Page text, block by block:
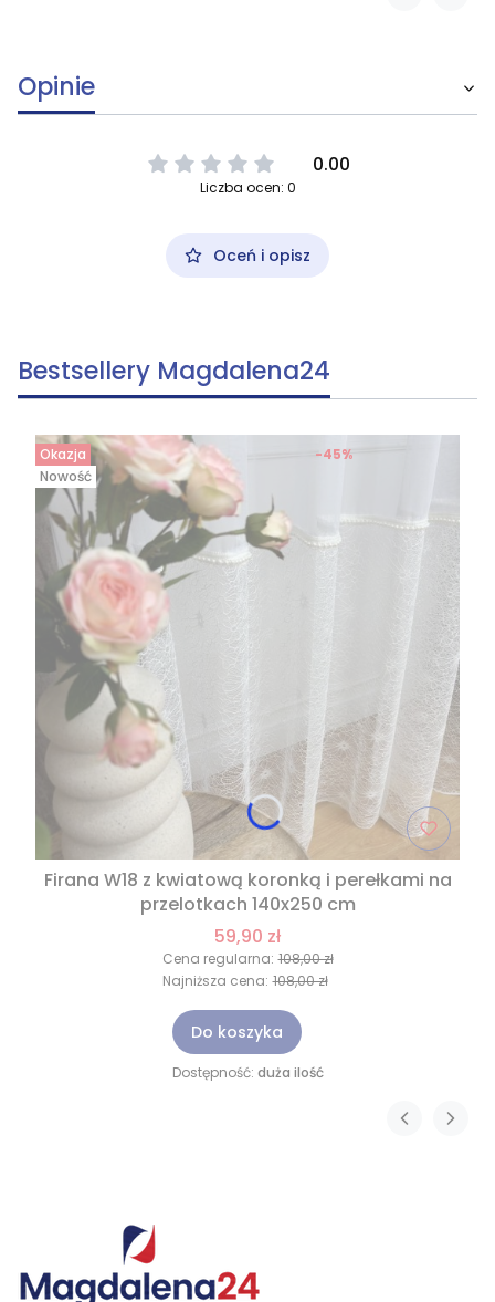
Opinie
0.00
Liczba ocen: 0
Oceń i opisz
Bestsellery Magdalena24
Okazja
Nowość
Firana W18 z kwiatową koronką i perełkami na
przelotkach 140x250 cm
59,90 zł
Cena regularna: 108,00 zł
-45%
Najniższa cena: 108,00 zł
Do koszyka
Dostępność: duża ilość